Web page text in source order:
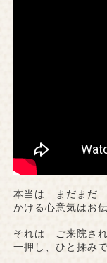
本当は まだまだ
かける心意気はお
それは ご来院さ
一押し、ひと揉み